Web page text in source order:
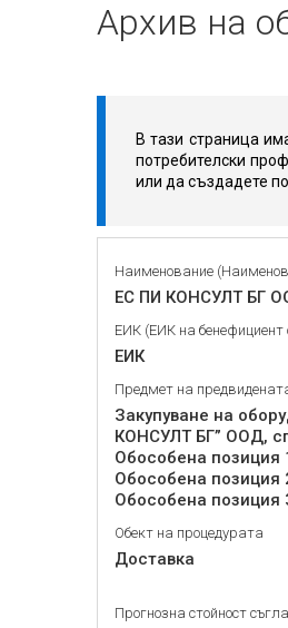
Архив на
В тази страница
потребителски
или да създадете
Наименование
ЕС ПИ КОНСУЛТ БГ
ЕИК (ЕИК на бенефициент
ЕИК
Предмет на
Закупуване на
КОНСУЛТ БГ” ООД,
Обособена позиция
Обособена позиция
Обособена позиция
Обект на процедурата
Доставка
Прогнозна стойност